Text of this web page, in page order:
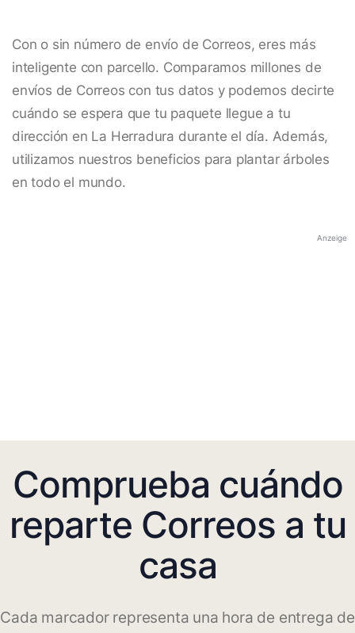
Con o sin número de envío de Correos, eres más
inteligente con parcello. Comparamos millones de
envíos de Correos con tus datos y podemos decirte
cuándo se espera que tu paquete llegue a tu
dirección en La Herradura durante el día. Además,
utilizamos nuestros beneficios para plantar árboles
en todo el mundo.
Anzeige
Comprueba cuándo
reparte Correos a tu
casa
Cada marcador representa una hora de entrega de